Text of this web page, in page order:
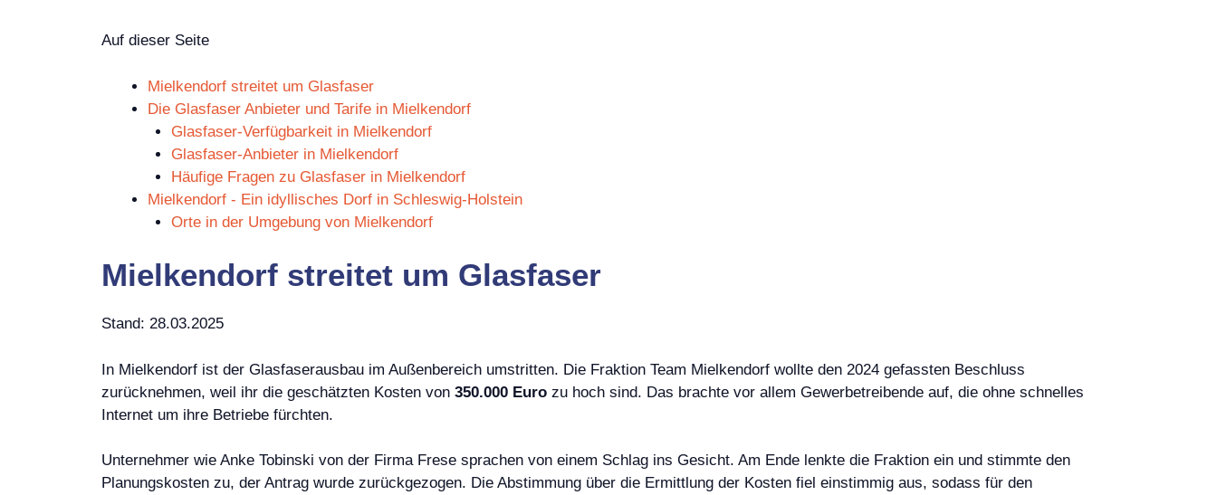
Auf dieser Seite
Mielkendorf streitet um Glasfaser
Die Glasfaser Anbieter und Tarife in Mielkendorf
Glasfaser-Verfügbarkeit in Mielkendorf
Glasfaser-Anbieter in Mielkendorf
Häufige Fragen zu Glasfaser in Mielkendorf
Mielkendorf - Ein idyllisches Dorf in Schleswig-Holstein
Orte in der Umgebung von Mielkendorf
Mielkendorf streitet um Glasfaser
Stand: 28.03.2025
In Mielkendorf ist der Glasfaserausbau im Außenbereich umstritten. Die Fraktion Team Mielkendorf wollte den 2024 gefassten Beschluss
zurücknehmen, weil ihr die geschätzten Kosten von 350.000 Euro zu hoch sind. Das brachte vor allem Gewerbetreibende auf, die ohne schnelles
Internet um ihre Betriebe fürchten.
Unternehmer wie Anke Tobinski von der Firma Frese sprachen von einem Schlag ins Gesicht. Am Ende lenkte die Fraktion ein und stimmte den
Planungskosten zu, der Antrag wurde zurückgezogen. Die Abstimmung über die Ermittlung der Kosten fiel einstimmig aus, sodass für den